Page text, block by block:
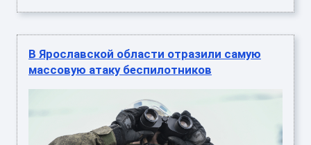
В Ярославской области отразили самую
массовую атаку беспилотников